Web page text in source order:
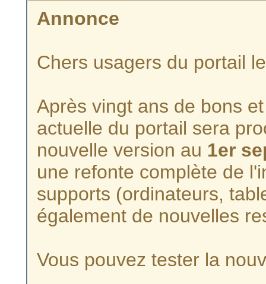
Annonce
Chers usagers du portail
Après vingt ans de bons
actuelle du portail sera
nouvelle version au 1er
une refonte complète de
supports (ordinateurs,
également de nouvelles
Vous pouvez tester la